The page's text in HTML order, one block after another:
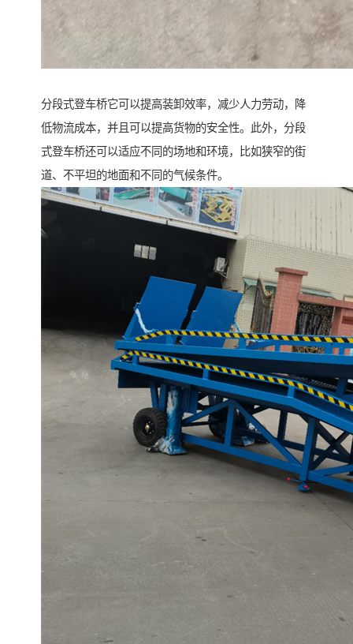
分段式登车桥它可以提高装卸效率，减少人力劳动，降
低物流成本，并且可以提高货物的安全性。此外，分段
式登车桥还可以适应不同的场地和环境，比如狭窄的街
道、不平坦的地面和不同的气候条件。